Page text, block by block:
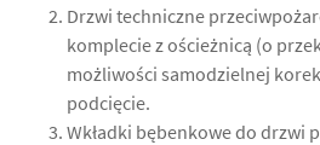
Drzwi techniczne
komplecie z ościeżnicą (o
możliwości samodzielnej
podcięcie.
Wkładki bębenkowe do drzwi